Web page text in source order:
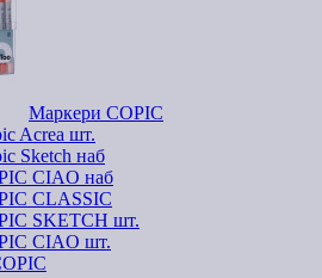
Маркери COPIC
Acrea шт.
Sketch наб
CIAO наб
CLASSIC
SKETCH шт.
CIAO шт.